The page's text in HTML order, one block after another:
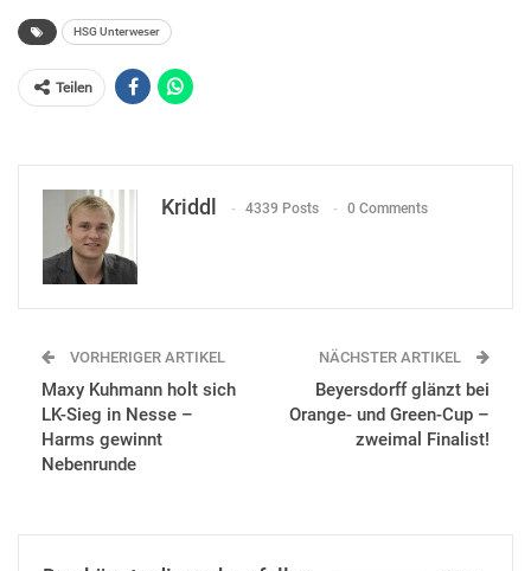
HSG Unterweser
Teilen
Kriddl 4339 Posts 0 Comments
VORHERIGER ARTIKEL
Maxy Kuhmann holt sich
LK-Sieg in Nesse –
Harms gewinnt
Nebenrunde
NÄCHSTER ARTIKEL
Beyersdorff glänzt bei
Orange- und Green-Cup –
zweimal Finalist!